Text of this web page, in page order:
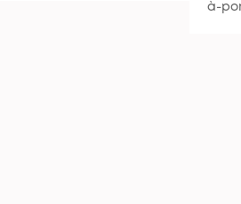
à-